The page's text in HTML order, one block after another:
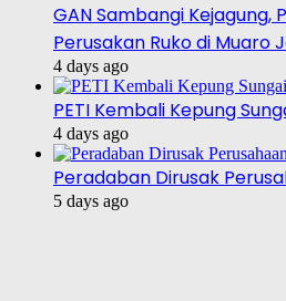
GAN Sambangi Kejagung,
Perusakan Ruko di Muaro
4 days ago
PETI Kembali Kepung
4 days ago
Peradaban Dirusak
5 days ago